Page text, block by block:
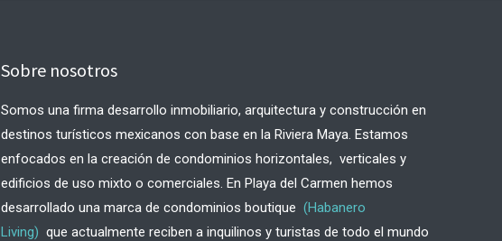
Sobre nosotros
Somos una firma desarrollo inmobiliario, arquitectura y construcción en
destinos turísticos mexicanos con base en la Riviera Maya. Estamos
enfocados en la creación de condominios horizontales, verticales y
edificios de uso mixto o comerciales. En Playa del Carmen hemos
desarrollado una marca de condominios boutique (Habanero
Living) que actualmente reciben a inquilinos y turistas de todo el mundo